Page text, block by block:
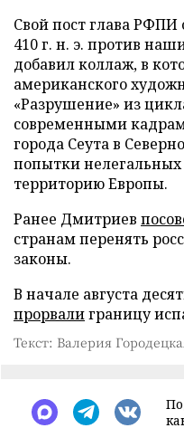
Свой пост глава РФПИ
410 г. н. э. против
добавил коллаж, в
американского
«Разрушение» из
современными
города Сеута в
попытки
территорию Европы.
Ранее Дмитриев
странам перенять
законы.
В начале августа
прорвалиграницу
Текст: Валерия